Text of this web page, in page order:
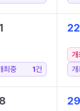
최중 1건
22
개
개
29